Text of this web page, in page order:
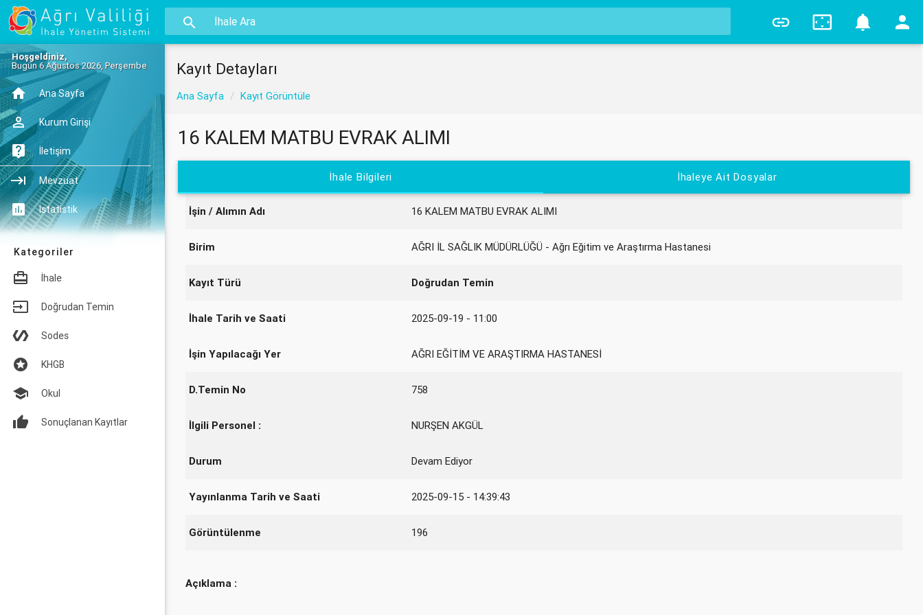
Hoşgeldiniz,
Bugün 6 Ağustos 2026, Perşembe
Ana Sayfa
Kurum Girişi
İletişim
Mevzuat
İstatistik
Kategoriler
İhale
Doğrudan Temin
Sodes
KHGB
Okul
Sonuçlanan Kayıtlar
Kayıt Detayları
Ana Sayfa Kayıt Görüntüle
16 KALEM MATBU EVRAK ALIMI
İhale Bilgileri İhaleye Ait Dosyalar
İşin / Alımın Adı 16 KALEM MATBU EVRAK ALIMI
Birim AĞRI İL SAĞLIK MÜDÜRLÜĞÜ - Ağrı Eğitim ve Araştırma Hastanesi
Kayıt Türü Doğrudan Temin
İhale Tarih ve Saati 2025-09-19 - 11:00
İşin Yapılacağı Yer AĞRI EĞİTİM VE ARAŞTIRMA HASTANESİ
D.Temin No 758
İlgili Personel : NURŞEN AKGÜL
Durum Devam Ediyor
Yayınlanma Tarih ve Saati 2025-09-15 - 14:39:43
Görüntülenme 196
Açıklama :